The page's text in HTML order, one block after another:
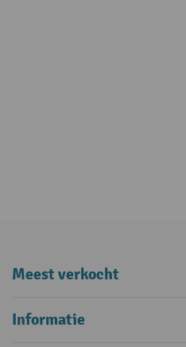
Meest verkocht
Informatie